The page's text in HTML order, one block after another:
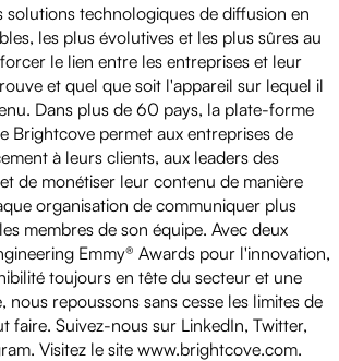
solutions technologiques de diffusion en
les plus évolutives et les plus sûres au
le lien entre les entreprises et leur
et quel que soit l'appareil sur lequel il
Dans plus de 60 pays, la plate-forme
Brightcove permet aux entreprises de
à leurs clients, aux leaders des
de monétiser leur contenu de manière
organisation de communiquer plus
membres de son équipe. Avec deux
Emmy® Awards pour l'innovation,
toujours en tête du secteur et une
nous repoussons sans cesse les limites de
faire. Suivez-nous sur LinkedIn, Twitter,
Visitez le site www.brightcove.com.